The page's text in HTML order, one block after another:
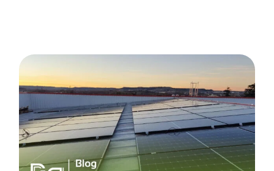
Proyectos Greening-e:
Instalación fotovoltaica de
autoconsumo y baterías en
Vivero Forestal Castilla y
León